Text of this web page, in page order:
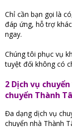
Chỉ cần bạn gọi là
đáp ứng, hỗ trợ
ngay.
Chúng tôi phục vụ
tuyệt đối không có
2 Dịch vụ
chuyển Thành
Đa dạng dịch vụ
chuyển nhà Thành